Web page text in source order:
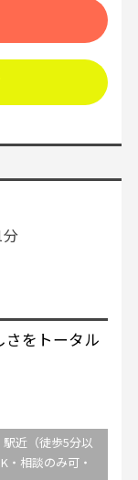
さをトータル
近（徒歩5分以
・相談のみ可・